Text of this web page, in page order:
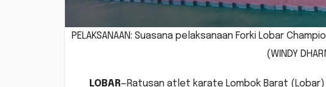
PELAKSANAAN: Suasana pelaksanaan Forki Lobar
(WINDY
LOBAR—Ratusan atlet karate Lombok Barat (Lobar)